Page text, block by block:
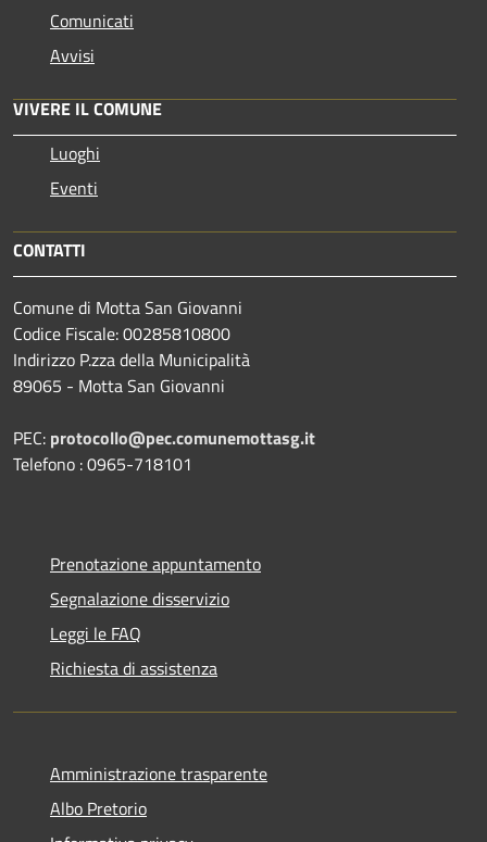
Comunicati
Avvisi
VIVERE IL COMUNE
Luoghi
Eventi
CONTATTI
Comune di Motta San Giovanni
Codice Fiscale: 00285810800
Indirizzo P.zza della Municipalità
89065 - Motta San Giovanni
PEC: protocollo@pec.comunemottasg.it
Telefono : 0965-718101
Prenotazione appuntamento
Segnalazione disservizio
Leggi le FAQ
Richiesta di assistenza
Amministrazione trasparente
Albo Pretorio